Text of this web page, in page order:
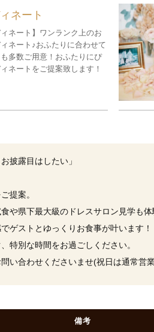
ネート
ィネート】ワンランク上のお
ネート♪おふたりに合わせて
多数ご用意！おふたりにぴ
ネートをご提案致します！
披露目はしたい」
提案。
や県下最大級のドレスサロン見学も
ゲストとゆっくりお食事が叶います！
特別な時間をお過ごしください。
い合わせくださいませ(祝日は通常営業
備考